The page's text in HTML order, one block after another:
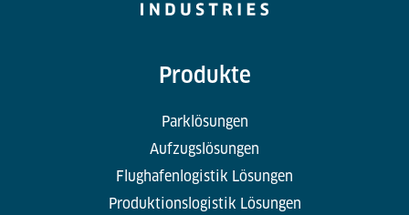
Produkte
Parklösungen
Aufzugslösungen
Flughafenlogistik Lösungen
Produktionslogistik Lösungen